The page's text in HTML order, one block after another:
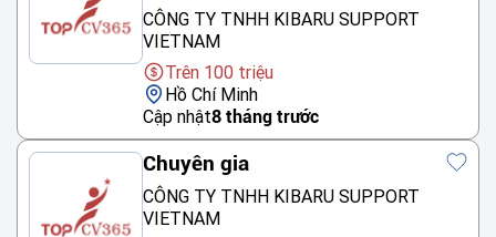
CÔNG TY TNHH KIBARU SUPPORT
VIETNAM
Trên 100 triệu
Hồ Chí Minh
Cập nhật8 tháng trước
Chuyên gia
CÔNG TY TNHH KIBARU SUPPORT
VIETNAM